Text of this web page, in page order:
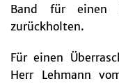
Band für einen
zurückholten.
Für einen
Herr Lehmann